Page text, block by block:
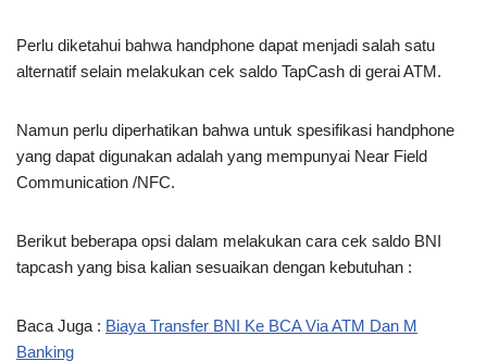
Perlu diketahui bahwa handphone dapat menjadi salah satu
alternatif selain melakukan cek saldo TapCash di gerai ATM.
Namun perlu diperhatikan bahwa untuk spesifikasi handphone
yang dapat digunakan adalah yang mempunyai Near Field
Communication /NFC.
Berikut beberapa opsi dalam melakukan cara cek saldo BNI
tapcash yang bisa kalian sesuaikan dengan kebutuhan :
Baca Juga : Biaya Transfer BNI Ke BCA Via ATM Dan M
Banking